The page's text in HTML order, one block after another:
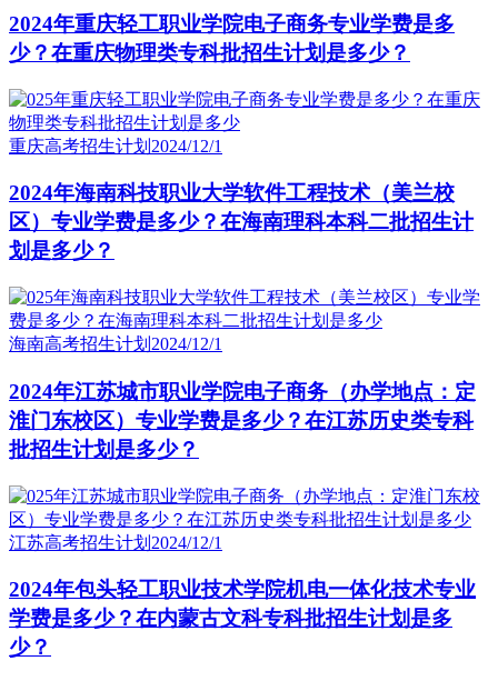
2024年重庆轻工职业学院电子商务专业学费是多
少？在重庆物理类专科批招生计划是多少？
重庆高考招生计划 2024/12/1
2024年海南科技职业大学软件工程技术（美兰校
区）专业学费是多少？在海南理科本科二批招生计
划是多少？
海南高考招生计划 2024/12/1
2024年江苏城市职业学院电子商务（办学地点：定
淮门东校区）专业学费是多少？在江苏历史类专科
批招生计划是多少？
江苏高考招生计划 2024/12/1
2024年包头轻工职业技术学院机电一体化技术专业
学费是多少？在内蒙古文科专科批招生计划是多
少？